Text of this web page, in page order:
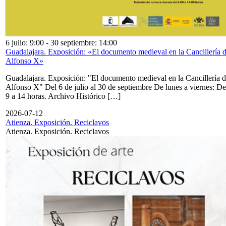
6 julio: 9:00 - 30 septiembre: 14:00
Guadalajara. Exposición: «El documento medieval en la Cancillería
Alfonso X»
Guadalajara. Exposición: "El documento medieval en la Cancillería
Alfonso X" Del 6 de julio al 30 de septiembre De lunes a viernes: De
9 a 14 horas. Archivo Histórico […]
2026-07-12
Atienza. Exposición. Reciclavos
Atienza. Exposición. Reciclavos